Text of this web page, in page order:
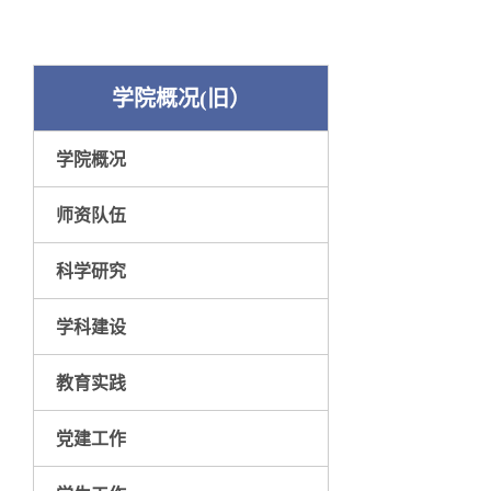
学院概况(旧）
学院概况
师资队伍
科学研究
学科建设
教育实践
党建工作